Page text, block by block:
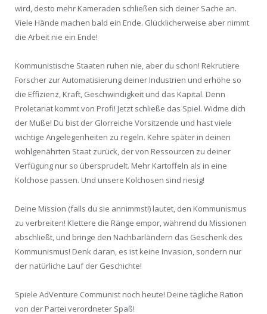
wird, desto mehr Kameraden schließen sich deiner Sache an.
Viele Hände machen bald ein Ende. Glücklicherweise aber nimmt
die Arbeit nie ein Ende!
Kommunistische Staaten ruhen nie, aber du schon! Rekrutiere
Forscher zur Automatisierung deiner Industrien und erhöhe so
die Effizienz, Kraft, Geschwindigkeit und das Kapital. Denn
Proletariat kommt von Profi! Jetzt schließe das Spiel. Widme dich
der Muße! Du bist der Glorreiche Vorsitzende und hast viele
wichtige Angelegenheiten zu regeln. Kehre später in deinen
wohlgenährten Staat zurück, der von Ressourcen zu deiner
Verfügung nur so übersprudelt. Mehr Kartoffeln als in eine
Kolchose passen. Und unsere Kolchosen sind riesig!
Deine Mission (falls du sie annimmst!) lautet, den Kommunismus
zu verbreiten! Klettere die Ränge empor, während du Missionen
abschließt, und bringe den Nachbarländern das Geschenk des
Kommunismus! Denk daran, es ist keine Invasion, sondern nur
der natürliche Lauf der Geschichte!
Spiele AdVenture Communist noch heute! Deine tägliche Ration
von der Partei verordneter Spaß!